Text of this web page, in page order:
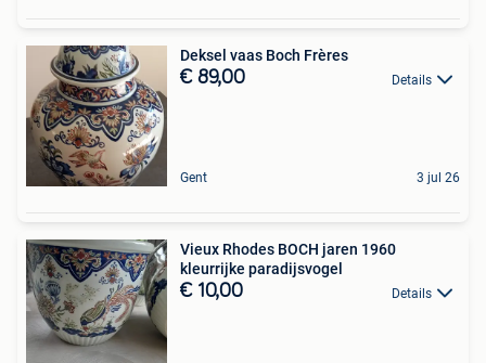
Deksel vaas Boch Frères
€ 89,00 Details
Gent 3 jul 26
Vieux Rhodes BOCH jaren 1960
kleurrijke paradijsvogel
€ 10,00 Details